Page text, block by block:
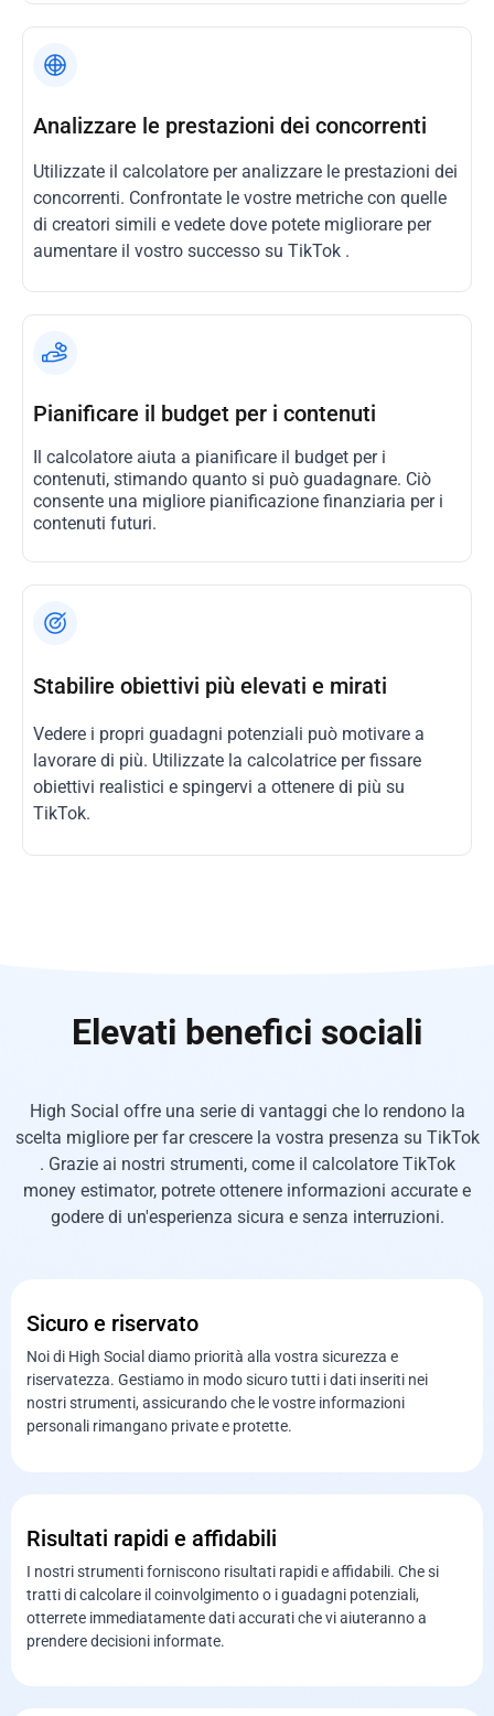
Analizzare le prestazioni dei concorrenti
Utilizzate il calcolatore per analizzare le prestazioni dei
concorrenti. Confrontate le vostre metriche con quelle
di creatori simili e vedete dove potete migliorare per
aumentare il vostro successo su TikTok .
Pianificare il budget per i contenuti
Il calcolatore aiuta a pianificare il budget per i
contenuti, stimando quanto si può guadagnare. Ciò
consente una migliore pianificazione finanziaria per i
contenuti futuri.
Stabilire obiettivi più elevati e mirati
Vedere i propri guadagni potenziali può motivare a
lavorare di più. Utilizzate la calcolatrice per fissare
obiettivi realistici e spingervi a ottenere di più su
TikTok.
Elevati benefici sociali
High Social offre una serie di vantaggi che lo rendono la
scelta migliore per far crescere la vostra presenza su TikTok
. Grazie ai nostri strumenti, come il calcolatore TikTok
money estimator, potrete ottenere informazioni accurate e
godere di un'esperienza sicura e senza interruzioni.
Sicuro e riservato
Noi di High Social diamo priorità alla vostra sicurezza e
riservatezza. Gestiamo in modo sicuro tutti i dati inseriti nei
nostri strumenti, assicurando che le vostre informazioni
personali rimangano private e protette.
Risultati rapidi e affidabili
I nostri strumenti forniscono risultati rapidi e affidabili. Che si
tratti di calcolare il coinvolgimento o i guadagni potenziali,
otterrete immediatamente dati accurati che vi aiuteranno a
prendere decisioni informate.